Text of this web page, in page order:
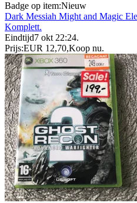
Badge op item:Nieuw
Dark Messiah Might and Magic
Komplett.
Eindtijd7 okt 22:24.
Prijs:EUR 12,70,Koop nu.